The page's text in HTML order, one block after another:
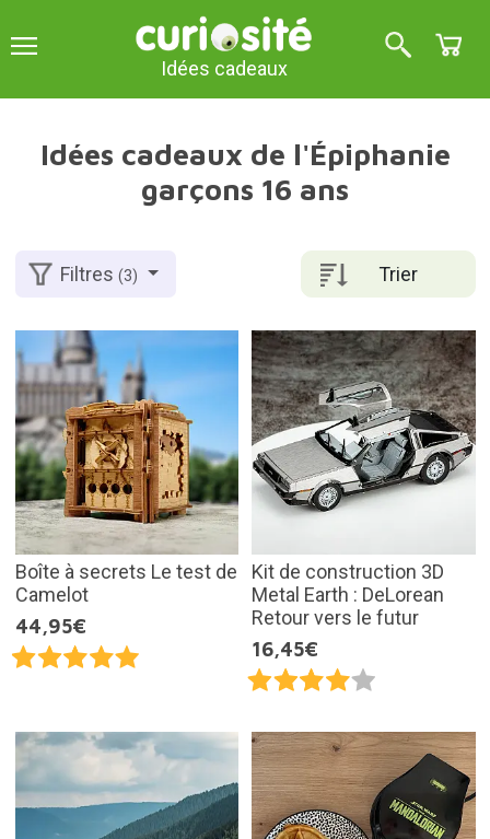
Idées cadeaux
Idées cadeaux de l'Épiphanie
garçons 16 ans
Trier
Filtres(3)
Boîte à secrets Le test de
Camelot
44,95€
Kit de construction 3D
Metal Earth : DeLorean
Retour vers le futur
16,45€